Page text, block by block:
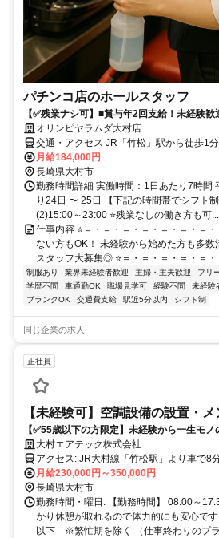
パチンコ店のホールスタッフ
【✅残業ナシ可】■賞与年2回支給！未経験
オリンピヤラムダ大村店
交通・アクセス JR「竹松」駅から徒歩1分
月給184,000円
長崎県大村市
勤務時間詳細 実働時間：1日あたり7時間
り24日 〜 25日 【下記の時間帯でシフト
(2)15:00～23:00 ⭐残業なしの働き方も可...
仕事内容 ⭐＝・＝・＝・＝・＝・＝・＝
ない方もOK！ 未経験から始めた方も多数
スタッフ大募集◎ ⭐＝・＝・＝・＝・＝・
制服あり 業界未経験者歓迎 主婦・主夫歓迎 フリ
学歴不問
車通勤OK 職場見学可 経験不問 未経験
ブランクOK
交通費支給 駅近5分以内 シフト制
同じ企業の求人
正社員
【未経験可】空調設備の設置・
【✅55歳以下の方限定】未経験から一生モ
＆昨年度年間休日135日でプライベートも充
大村エアテック株式会社
アクセス: JR大村線「竹松駅」より車で8分 マイカー通勤OK（無料駐
車場完備）
月給230,000円～350,000円
長崎県大村市
勤務時間・曜日: 【勤務時間】 08:00～
かり休憩が取れるので体力的にも安心で
以下 ※繁忙期を除く （仕事終わりのプ